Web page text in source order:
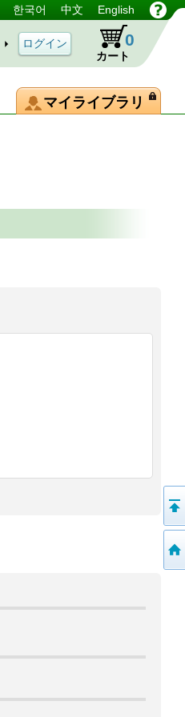
한국어 中文 English
カート
0
マイライブラリ